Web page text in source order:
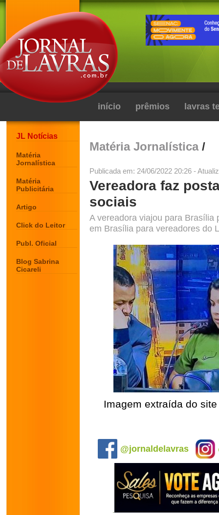
início prêmios lavras
JL Notícias
Matéria
Jornalística
Matéria
Publicitária
Artigo
Click do Leitor
Publ. Oficial
Blog Sabrina
Cicareli
Matéria Jornalística/
Publicada em: 24/06/2022 20:26 -
Vereadora faz
sociais
A vereadora viajou para Brasília
em Brasília para vereadores do
Imagem extraída do
@jornaldelavras